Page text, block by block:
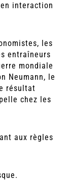
interaction
les
entraîneurs
mondiale
Neumann, le
résultat
chez les
aux règles